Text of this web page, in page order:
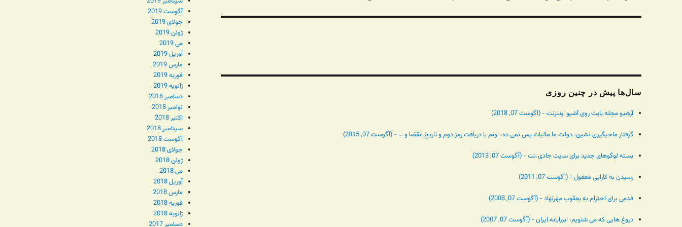
سال‌ها پیش در چنین روزی
آرشیو مجله بایت روی آشیو اینترنت - (آگوست 07, 2018)
گرفتار ماحیگیری نشین: دولت ما مالیات پس نمی ده، اونم با دریافت رمز دوم و تاریخ انقضا و … - (آگوست 07, 2015)
بسته لوگوهای جدید برای سایت جادی.نت - (آگوست 07, 2013)
رسیدن به کارایی معقول - (آگوست 07, 2011)
قدمی برای احترام به یعقوب مهرنهاد - (آگوست 07, 2008)
دروغ هایی که می شنویم: ابررایانه ایران - (آگوست 07, 2007)
آگوست 2019
جولای 2019
ژوئن 2019
می 2019
آوریل 2019
مارس 2019
فوریه 2019
ژانویه 2019
دسامبر 2018
نوامبر 2018
اکتبر 2018
سپتامبر 2018
آگوست 2018
جولای 2018
ژوئن 2018
می 2018
آوریل 2018
مارس 2018
فوریه 2018
ژانویه 2018
دسامبر 2017